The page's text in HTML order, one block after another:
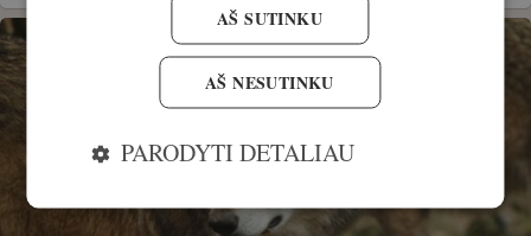
AŠ SUTINKU
AŠ NESUTINKU
PARODYTI DETALIAU